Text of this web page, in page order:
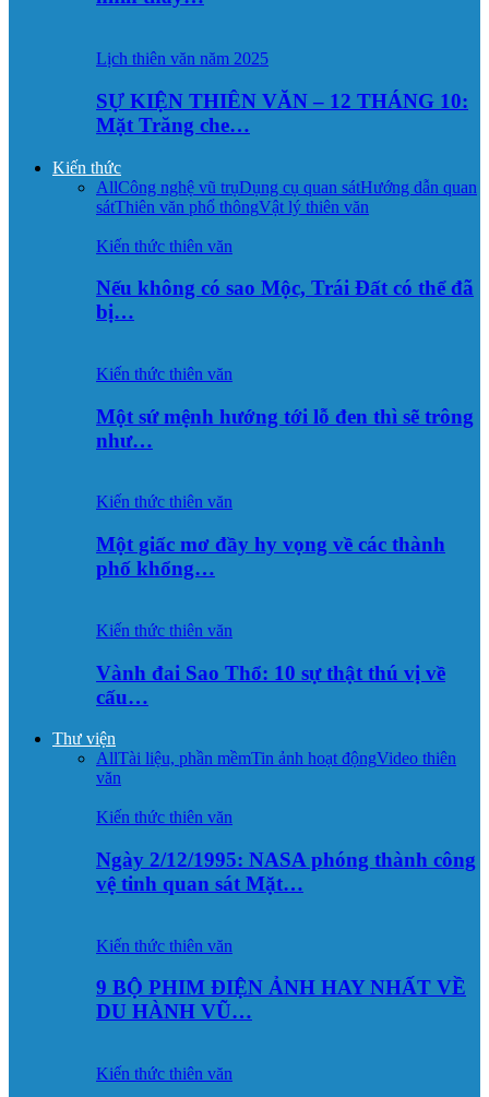
Lịch thiên văn năm 2025
SỰ KIỆN THIÊN VĂN – 12 THÁNG 10:
Mặt Trăng che…
Kiến thức
AllCông nghệ vũ trụDụng cụ quan sátHướng dẫn quan
sátThiên văn phổ thôngVật lý thiên văn
Kiến thức thiên văn
Nếu không có sao Mộc, Trái Đất có thể đã
bị…
Kiến thức thiên văn
Một sứ mệnh hướng tới lỗ đen thì sẽ trông
như…
Kiến thức thiên văn
Một giấc mơ đầy hy vọng về các thành
phố khổng…
Kiến thức thiên văn
Vành đai Sao Thổ: 10 sự thật thú vị về
cấu…
Thư viện
AllTài liệu, phần mềmTin ảnh hoạt độngVideo thiên
văn
Kiến thức thiên văn
Ngày 2/12/1995: NASA phóng thành công
vệ tinh quan sát Mặt…
Kiến thức thiên văn
9 BỘ PHIM ĐIỆN ẢNH HAY NHẤT VỀ
DU HÀNH VŨ…
Kiến thức thiên văn